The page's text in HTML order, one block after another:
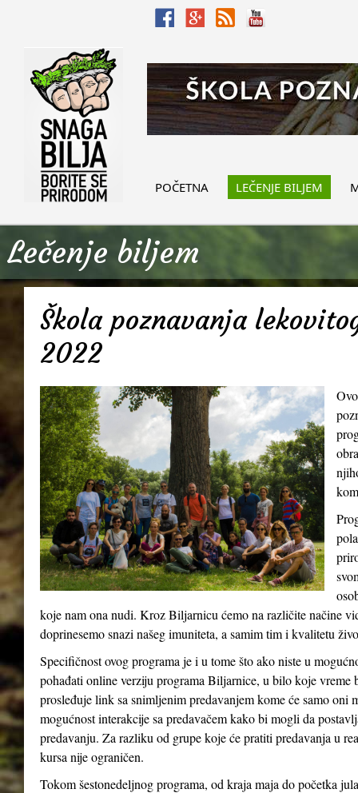
POČETNA LEČENJE BILJEM
Lečenje biljem
Škola poznavanja
2022
koje nam ona nudi. Kroz Biljarnicu ćemo na različite načine
doprinesemo snazi našeg imuniteta, a samim tim i kvalitetu
Specifičnost ovog programa je i u tome što ako niste u
pohađati online verziju programa Biljarnice, u bilo koje vreme
prosleđuje link sa snimljenim predavanjem kome će samo
mogućnost interakcije sa predavačem kako bi mogli da
predavanju. Za razliku od grupe koje će pratiti predavanja u
kursa nije ograničen.
Tokom šestonedeljnog programa, od kraja maja do početka